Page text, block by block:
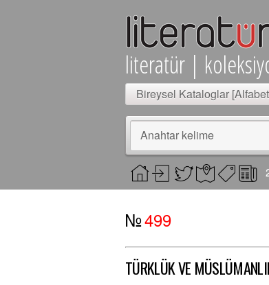
literatür |
Bireysel Kataloglar
Anahtar kelime
№499
TÜRKLÜK VE